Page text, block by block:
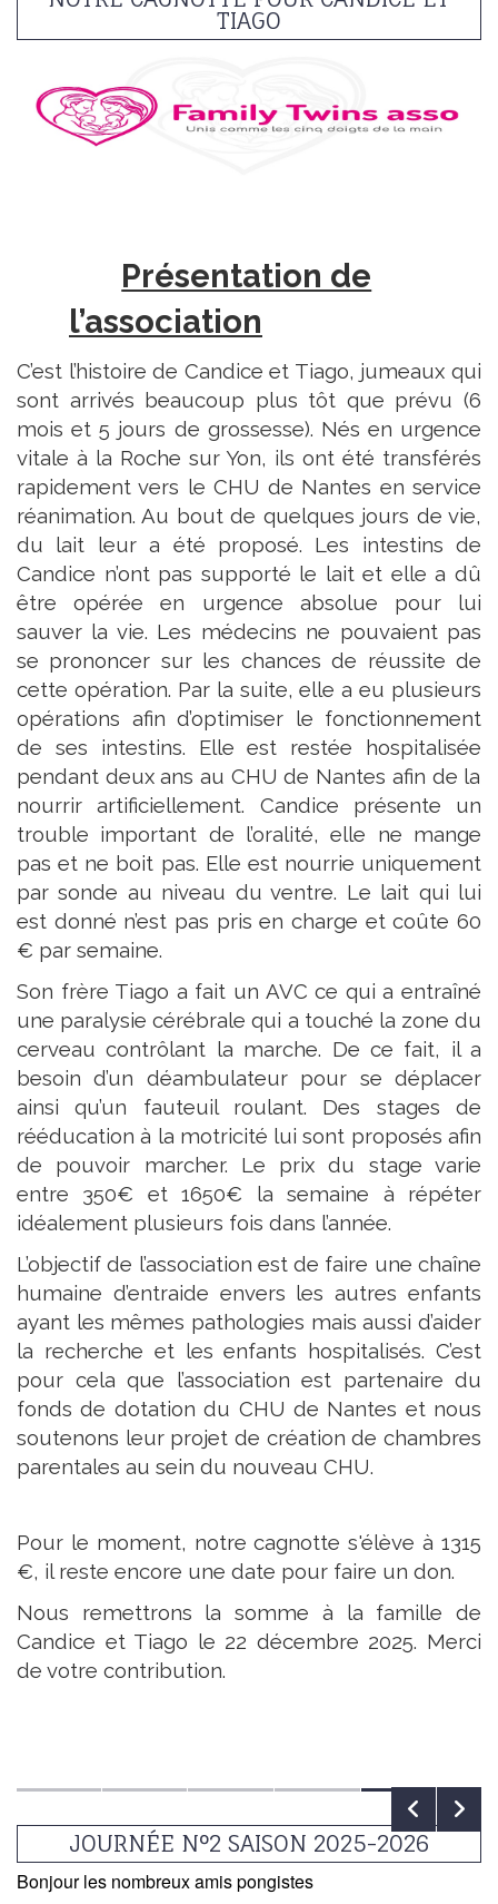
TIAGO
Présentation de
l’association
C’est l’histoire de Candice et Tiago, jumeaux qui
sont arrivés beaucoup plus tôt que prévu (6
mois et 5 jours de grossesse). Nés en urgence
vitale à la Roche sur Yon, ils ont été transférés
rapidement vers le CHU de Nantes en service
réanimation. Au bout de quelques jours de vie,
du lait leur a été proposé. Les intestins de
Candice n’ont pas supporté le lait et elle a dû
être opérée en urgence absolue pour lui
sauver la vie. Les médecins ne pouvaient pas
se prononcer sur les chances de réussite de
cette opération. Par la suite, elle a eu plusieurs
opérations afin d’optimiser le fonctionnement
de ses intestins. Elle est restée hospitalisée
pendant deux ans au CHU de Nantes afin de la
nourrir artificiellement. Candice présente un
trouble important de l’oralité, elle ne mange
pas et ne boit pas. Elle est nourrie uniquement
par sonde au niveau du ventre. Le lait qui lui
est donné n’est pas pris en charge et coûte 60
€ par semaine.
Son frère Tiago a fait un AVC ce qui a entraîné
une paralysie cérébrale qui a touché la zone du
cerveau contrôlant la marche. De ce fait, il a
besoin d’un déambulateur pour se déplacer
ainsi qu’un fauteuil roulant. Des stages de
rééducation à la motricité lui sont proposés afin
de pouvoir marcher. Le prix du stage varie
entre 350€ et 1650€ la semaine à répéter
idéalement plusieurs fois dans l’année.
L’objectif de l’association est de faire une chaîne
humaine d’entraide envers les autres enfants
ayant les mêmes pathologies mais aussi d’aider
la recherche et les enfants hospitalisés. C’est
pour cela que l’association est partenaire du
fonds de dotation du CHU de Nantes et nous
soutenons leur projet de création de chambres
parentales au sein du nouveau CHU.
Pour le moment, notre cagnotte s'élève à 1315
€, il reste encore une date pour faire un don.
Nous remettrons la somme à la famille de
Candice et Tiago le 22 décembre 2025. Merci
de votre contribution.
JOURNÉE N°2 SAISON 2025-2026
Bonjour les nombreux amis pongistes